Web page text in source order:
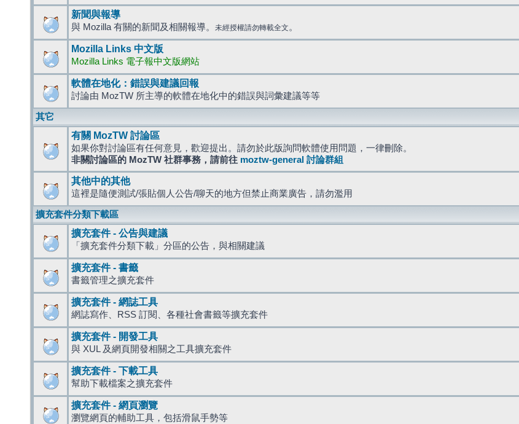
新聞與報導
與 Mozilla 有關的新聞及相關報導。 未經授權請勿轉載全文 。
Mozilla Links 中文版
Mozilla Links 電子報中文版網站
軟體在地化：錯誤與建議回報
討論由 MozTW 所主導的軟體在地化中的錯誤與詞彙建議等等
其它
有關 MozTW 討論區
如果你對討論區有任何意見，歡迎提出。請勿於此版詢問軟體使用問題，一律刪除。
非關討論區的 MozTW 社群事務，請前往 moztw-general 討論群組
其他中的其他
這裡是隨便測試/張貼個人公告/聊天的地方但禁止商業廣告，請勿濫用
擴充套件分類下載區
擴充套件 - 公告與建議
「擴充套件分類下載」分區的公告，與相關建議
擴充套件 - 書籤
書籤管理之擴充套件
擴充套件 - 網誌工具
網誌寫作、RSS 訂閱、各種社會書籤等擴充套件
擴充套件 - 開發工具
與 XUL 及網頁開發相關之工具擴充套件
擴充套件 - 下載工具
幫助下載檔案之擴充套件
擴充套件 - 網頁瀏覽
瀏覽網頁的輔助工具，包括滑鼠手勢等